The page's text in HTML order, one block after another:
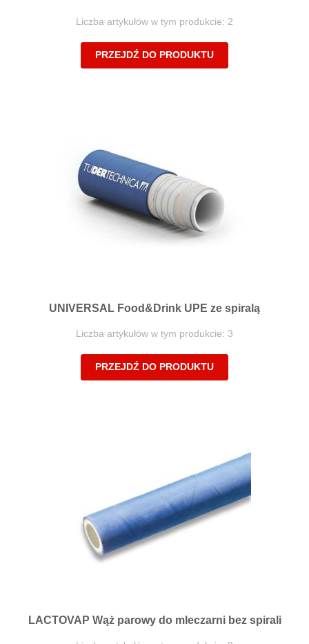
Liczba artykułów w tym produkcie: 2
PRZEJDŹ DO PRODUKTU
UNIVERSAL Food&Drink UPE ze spiralą
Liczba artykułów w tym produkcie: 3
PRZEJDŹ DO PRODUKTU
LACTOVAP Wąż parowy do mleczarni bez spirali